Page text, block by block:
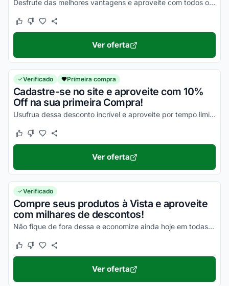
Desfrute das melhores vantagens e aproveite com todos os seus descontos!
Este cupom funcionou
Este cupom não funcionou
Ver oferta
Verificado Primeira compra
Cadastre-se no site e aproveite com 10%
Off na sua primeira Compra!
Usufrua dessa desconto incrível e aproveite por tempo limitado!
Este cupom funcionou
Este cupom não funcionou
Ver oferta
Verificado
Compre seus produtos à Vista e aproveite
com milhares de descontos!
Não fique de fora dessa e economize ainda hoje em todas as suas compras!
Este cupom funcionou
Este cupom não funcionou
Ver oferta